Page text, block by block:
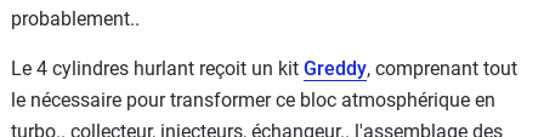
probablement..
Le 4 cylindres hurlant reçoit un kit Greddy, comprenant tout
le nécessaire pour transformer ce bloc atmosphérique en
turbo.. collecteur, injecteurs, échangeur.. l'assemblage des